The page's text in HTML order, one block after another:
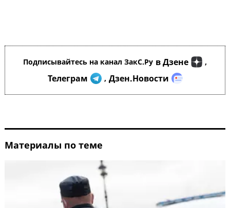
Подписывайтесь на канал ЗакС.Ру в Дзене ,
Телеграм , Дзен.Новости
Материалы по теме